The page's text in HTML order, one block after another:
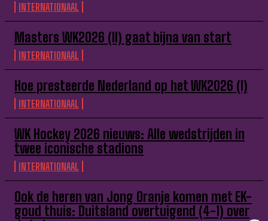
INTERNATIONAAL
Masters WK2026 (II) gaat bijna van start
INTERNATIONAAL
Hoe presteerde Nederland op het WK2026 (I)
INTERNATIONAAL
WK Hockey 2026 nieuws: Alle wedstrijden in
twee iconische stadions
INTERNATIONAAL
Ook de heren van Jong Oranje komen met EK-
goud thuis: Duitsland overtuigend (4-1) over